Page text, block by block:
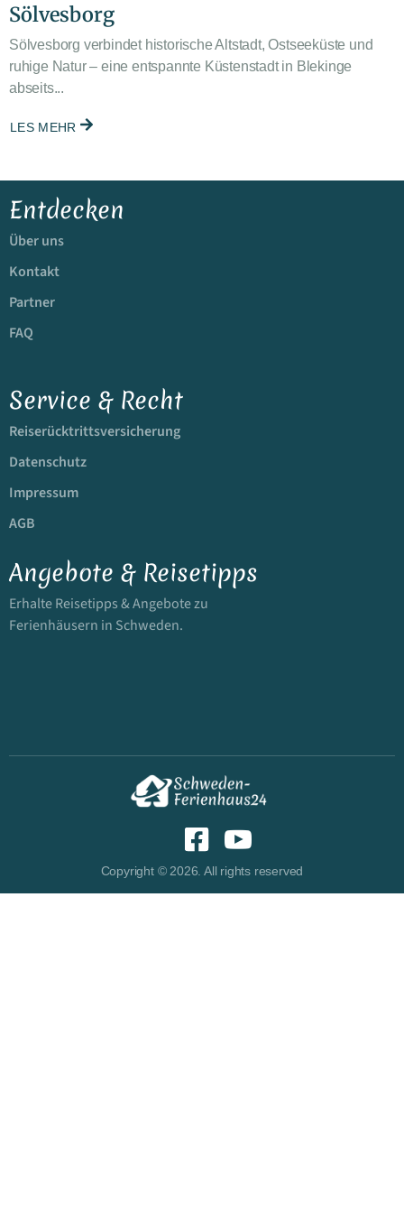
Sölvesborg
Sölvesborg verbindet historische Altstadt, Ostseeküste und
ruhige Natur – eine entspannte Küstenstadt in Blekinge
abseits...
LES MEHR
Entdecken
Über uns
Kontakt
Partner
FAQ
Service & Recht
Reiserücktrittsversicherung
Datenschutz
Impressum
AGB
Angebote & Reisetipps
Erhalte Reisetipps & Angebote zu
Ferienhäusern in Schweden.
Copyright © 2026. All rights reserved